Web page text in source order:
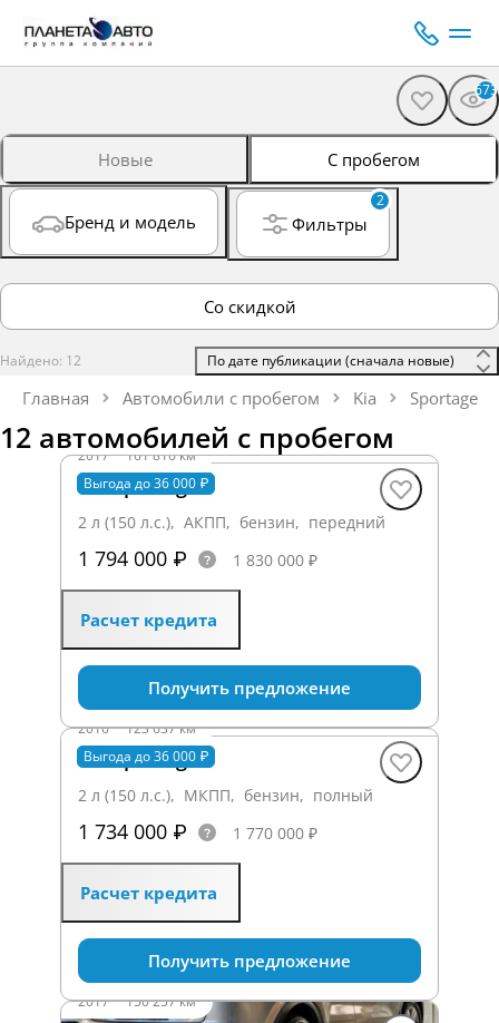
673
Новые С пробегом
Бренд и модель
2
Фильтры
Со скидкой
Найдено: 12
Главная Автомобили с пробегом Kia Sportage
12 автомобилей с пробегом
Выгода до 36 000 ₽
2017·161 816 км
Kia Sportage
2 л (150 л.с.), АКПП, бензин, передний
1 794 000 ₽ 1 830 000 ₽
Расчет кредита
Получить предложение
Выгода до 36 000 ₽
2016·123 637 км
Kia Sportage
2 л (150 л.с.), МКПП, бензин, полный
1 734 000 ₽ 1 770 000 ₽
Расчет кредита
Получить предложение
2017·150 257 км